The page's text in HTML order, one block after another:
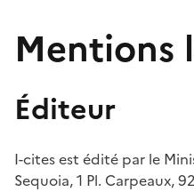
Mentions
Éditeur
I-cites est édité par le
Sequoia, 1 Pl. Carpeaux,